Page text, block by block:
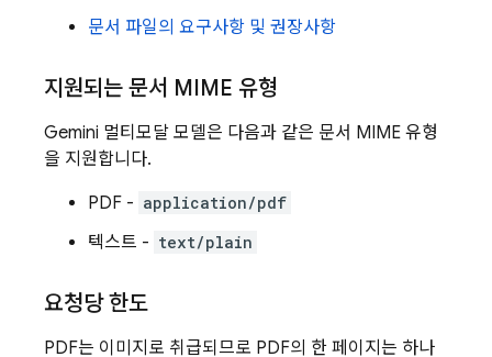
문서 파일의 요구사항 및 권장사항
지원되는 문서 MIME 유형
Gemini 멀티모달 모델은 다음과 같은 문서 MIME 유형
을 지원합니다.
PDF - application/pdf
텍스트 - text/plain
요청당 한도
PDF는 이미지로 취급되므로 PDF의 한 페이지는 하나